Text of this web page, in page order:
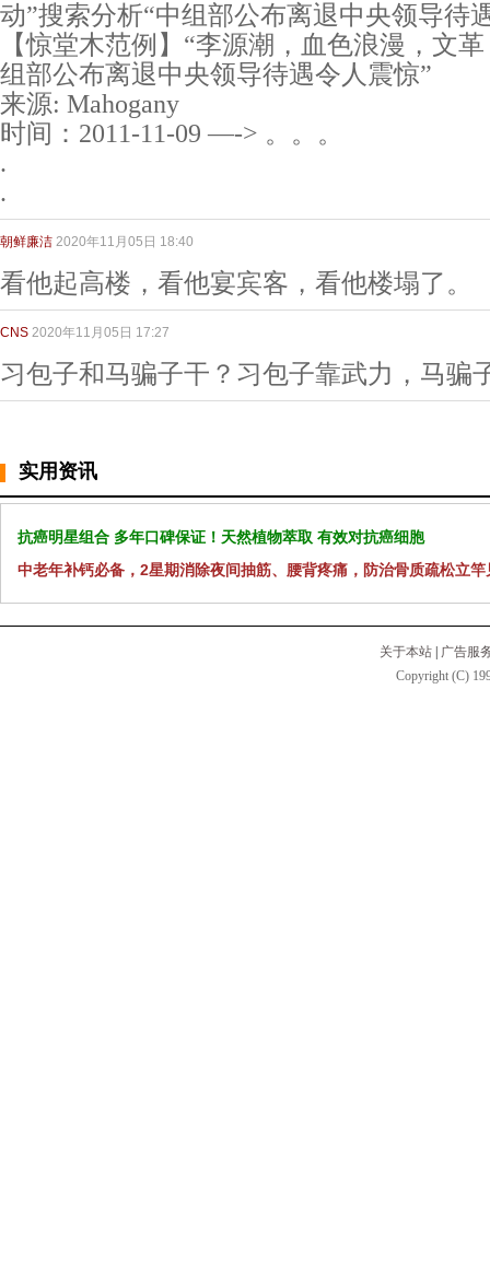
动”搜索分析“中组部公布离退中央领导待
【惊堂木范例】“李源潮，血色浪漫，文
组部公布离退中央领导待遇令人震惊”
来源: Mahogany
时间：2011-11-09 —-> 。。。
.
.
朝鲜廉洁 2020年11月05日 18:40
看他起高楼，看他宴宾客，看他楼塌了。
CNS 2020年11月05日 17:27
习包子和马骗子干？习包子靠武力，马骗
实用资讯
抗癌明星组合 多年口碑保证！天然植物萃取 有效对抗癌细胞
中老年补钙必备，2星期消除夜间抽筋、腰背疼痛，防治骨质疏松立竿
关于本站
广告服
Copyright (C)